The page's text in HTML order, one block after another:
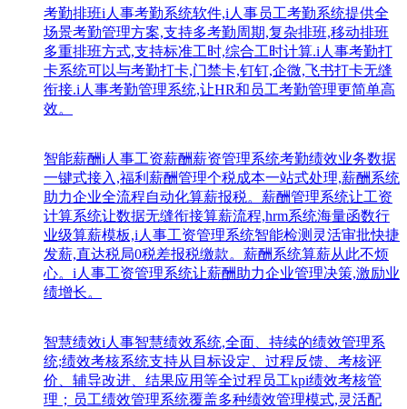
考勤排班i人事考勤系统软件,i人事员工考勤系统提供全
场景考勤管理方案,支持多考勤周期,复杂排班,移动排班
多重排班方式,支持标准工时,综合工时计算.i人事考勤打
卡系统可以与考勤打卡,门禁卡,钉钉,企微,飞书打卡无缝
衔接.i人事考勤管理系统,让HR和员工考勤管理更简单高
效。
智能薪酬i人事工资薪酬薪资管理系统考勤绩效业务数据
一键式接入,福利薪酬管理个税成本一站式处理,薪酬系统
助力企业全流程自动化算薪报税。薪酬管理系统让工资
计算系统让数据无缝衔接算薪流程,hrm系统海量函数行
业级算薪模板,i人事工资管理系统智能检测灵活审批快捷
发薪,直达税局0税差报税缴款。薪酬系统算薪从此不烦
心。i人事工资管理系统让薪酬助力企业管理决策,激励业
绩增长。
智慧绩效i人事智慧绩效系统,全面、持续的绩效管理系
统;绩效考核系统支持从目标设定、过程反馈、考核评
价、辅导改进、结果应用等全过程员工kpi绩效考核管
理；员工绩效管理系统覆盖多种绩效管理模式,灵活配